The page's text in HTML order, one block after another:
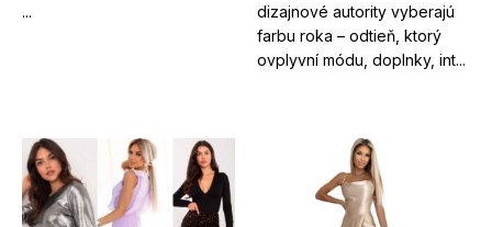
...
dizajnové autority vyberajú
farbu roka – odtieň, ktorý
ovplyvní módu, doplnky, int...